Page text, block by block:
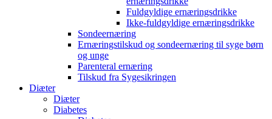
Fuldgyldige ernæringsdrikke
Ikke-fuldgyldige ernæringsdrikke
Sondeernæring
Ernæringstilskud og sondeernæring til syge børn
og unge
Parenteral ernæring
Tilskud fra Sygesikringen
Diæter
Diæter
Diabetes